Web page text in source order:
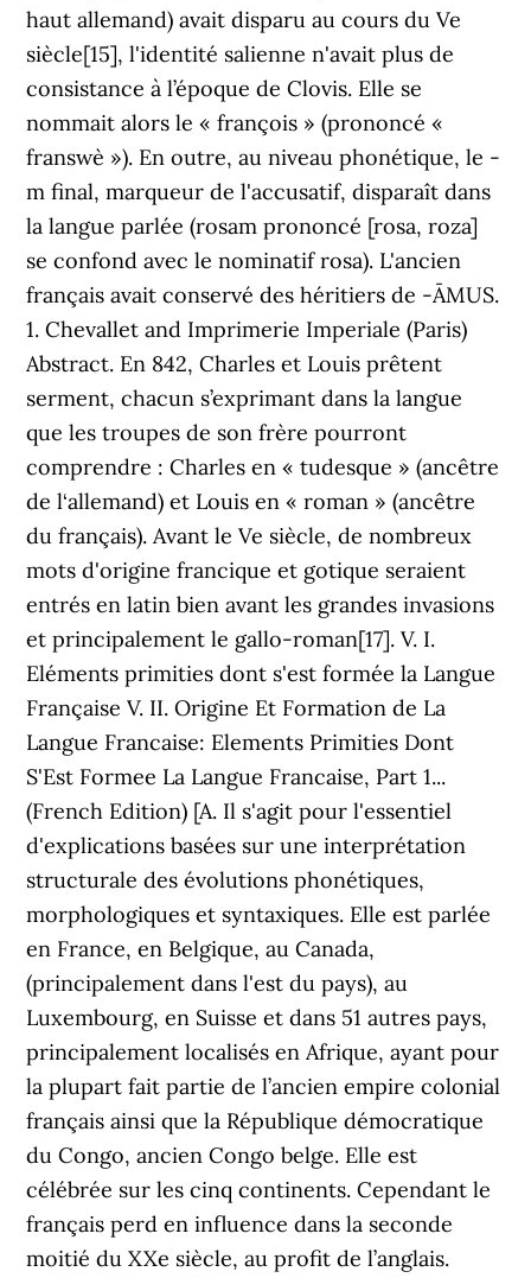
haut allemand) avait disparu au cours du Ve
siècle[15], l'identité salienne n'avait plus de
consistance à l’époque de Clovis. Elle se
nommait alors le « françois » (prononcé «
franswè »). En outre, au niveau phonétique, le -
m final, marqueur de l'accusatif, disparaît dans
la langue parlée (rosam prononcé [rosa, roza]
se confond avec le nominatif rosa). L'ancien
français avait conservé des héritiers de -ĀMUS.
1. Chevallet and Imprimerie Imperiale (Paris)
Abstract. En 842, Charles et Louis prêtent
serment, chacun s’exprimant dans la langue
que les troupes de son frère pourront
comprendre : Charles en « tudesque » (ancêtre
de l‘allemand) et Louis en « roman » (ancêtre
du français). Avant le Ve siècle, de nombreux
mots d'origine francique et gotique seraient
entrés en latin bien avant les grandes invasions
et principalement le gallo-roman[17]. V. I.
Eléments primities dont s'est formée la Langue
Française V. II. Origine Et Formation de La
Langue Francaise: Elements Primities Dont
S'Est Formee La Langue Francaise, Part 1...
(French Edition) [A. Il s'agit pour l'essentiel
d'explications basées sur une interprétation
structurale des évolutions phonétiques,
morphologiques et syntaxiques. Elle est parlée
en France, en Belgique, au Canada,
(principalement dans l'est du pays), au
Luxembourg, en Suisse et dans 51 autres pays,
principalement localisés en Afrique, ayant pour
la plupart fait partie de l’ancien empire colonial
français ainsi que la République démocratique
du Congo, ancien Congo belge. Elle est
célébrée sur les cinq continents. Cependant le
français perd en influence dans la seconde
moitié du XXe siècle, au profit de l’anglais.